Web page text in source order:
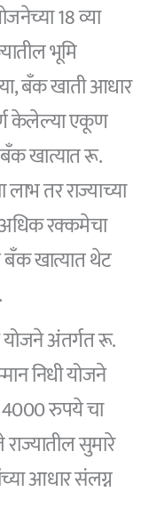
18 व्या
भूमि
बॅंक खाती आधार
केलेल्या एकूण
खात्यात रू.
तर राज्याच्या
रक्कमेचा
खात्यात थेट
योजने अंतर्गत रू.
निधी योजने
रुपये चा
राज्यातील सुमारे
आधार संलग्न